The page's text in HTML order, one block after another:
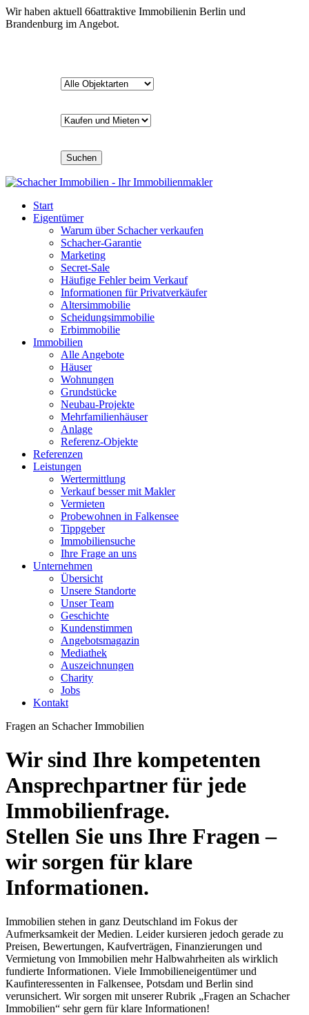
Wir haben aktuell 66attraktive Immobilienin Berlin und
Brandenburg im Angebot.
Suchen
Start
Eigentümer
Warum über Schacher verkaufen
Schacher-Garantie
Marketing
Secret-Sale
Häufige Fehler beim Verkauf
Informationen für Privatverkäufer
Altersimmobilie
Scheidungsimmobilie
Erbimmobilie
Immobilien
Alle Angebote
Häuser
Wohnungen
Grundstücke
Neubau-Projekte
Mehrfamilienhäuser
Anlage
Referenz-Objekte
Referenzen
Leistungen
Wertermittlung
Verkauf besser mit Makler
Vermieten
Probewohnen in Falkensee
Tippgeber
Immobiliensuche
Ihre Frage an uns
Unternehmen
Übersicht
Unsere Standorte
Unser Team
Geschichte
Kundenstimmen
Angebotsmagazin
Mediathek
Auszeichnungen
Charity
Jobs
Kontakt
Fragen an Schacher Immobilien
Wir sind Ihre kompetenten
Ansprechpartner für jede
Immobilienfrage.
Stellen Sie uns Ihre Fragen –
wir sorgen für klare
Informationen.
Immobilien stehen in ganz Deutschland im Fokus der
Aufmerksamkeit der Medien. Leider kursieren jedoch gerade zu
Preisen, Bewertungen, Kaufverträgen, Finanzierungen und
Vermietung von Immobilien mehr Halbwahrheiten als wirklich
fundierte Informationen. Viele Immobilieneigentümer und
Kaufinteressenten in Falkensee, Potsdam und Berlin sind
verunsichert. Wir sorgen mit unserer Rubrik „Fragen an Schacher
Immobilien“ sehr gern für klare Informationen!